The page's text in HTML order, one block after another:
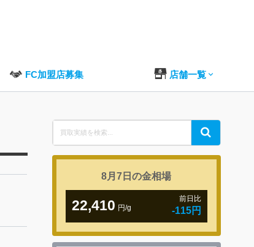
FC加盟店募集 店舗一覧
Search
for:
Search
8月7日の金相場
22,410 円/g
前日比
-115円